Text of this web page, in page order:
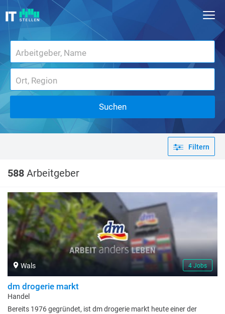
Suchen
Filtern
588 Arbeitgeber
4 Jobs
Wals
dm drogerie markt
Handel
Bereits 1976 gegründet, ist dm drogerie markt heute einer der